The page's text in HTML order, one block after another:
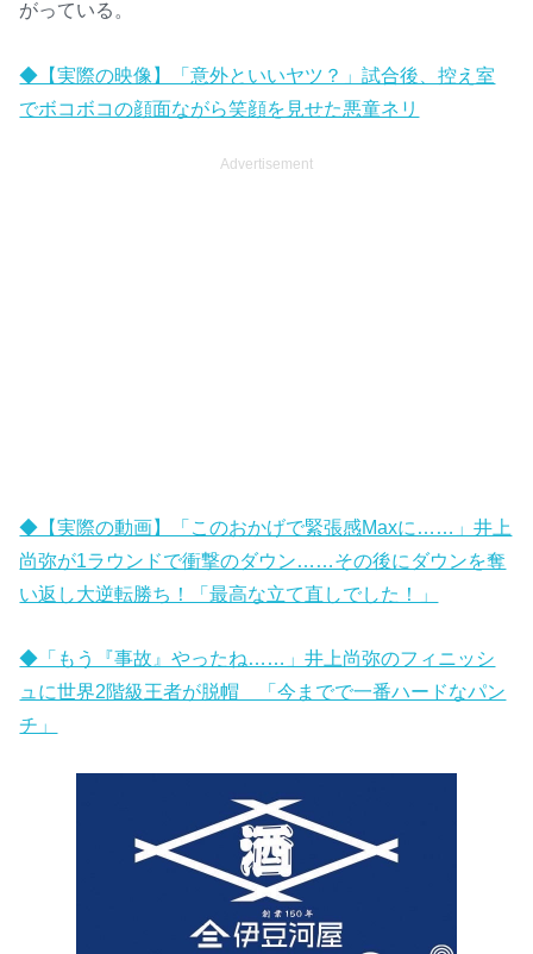
がっている。
◆【実際の映像】「意外といいヤツ？」試合後、控え室
でボコボコの顔面ながら笑顔を見せた悪童ネリ
Advertisement
◆【実際の動画】「このおかげで緊張感Maxに……」井上
尚弥が1ラウンドで衝撃のダウン……その後にダウンを奪
い返し大逆転勝ち！「最高な立て直しでした！」
◆「もう『事故』やったね……」井上尚弥のフィニッシ
ュに世界2階級王者が脱帽 「今までで一番ハードなパン
チ」